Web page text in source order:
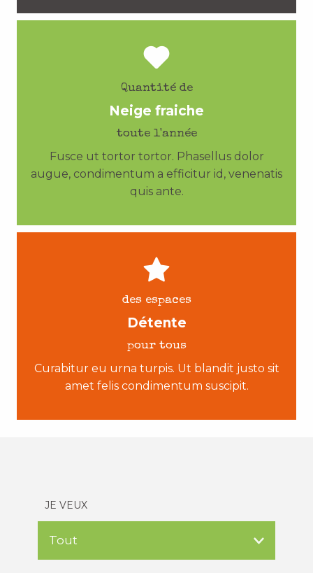
Quantité de
Neige fraiche
toute l'année
Fusce ut tortor tortor. Phasellus dolor
augue, condimentum a efficitur id, venenatis
quis ante.
des espaces
Détente
pour tous
Curabitur eu urna turpis. Ut blandit justo sit
amet felis condimentum suscipit.
JE VEUX